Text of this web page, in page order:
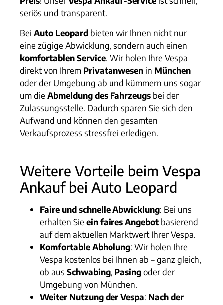
seriös und transparent.
Bei Auto Leopard bieten wir Ihnen nicht nur
eine zügige Abwicklung, sondern auch einen
komfortablen Service. Wir holen Ihre Vespa
direkt von Ihrem Privatanwesen in München
oder der Umgebung ab und kümmern uns sogar
um die Abmeldung des Fahrzeugs bei der
Zulassungsstelle. Dadurch sparen Sie sich den
Aufwand und können den gesamten
Verkaufsprozess stressfrei erledigen.
Weitere Vorteile beim Vespa
Ankauf bei Auto Leopard
Faire und schnelle Abwicklung: Bei uns
erhalten Sie ein faires Angebot basierend
auf dem aktuellen Marktwert Ihrer Vespa.
Komfortable Abholung: Wir holen Ihre
Vespa kostenlos bei Ihnen ab – ganz gleich,
ob aus Schwabing, Pasingoder der
Umgebung von München.
Weiter Nutzung der Vespa: Nach der